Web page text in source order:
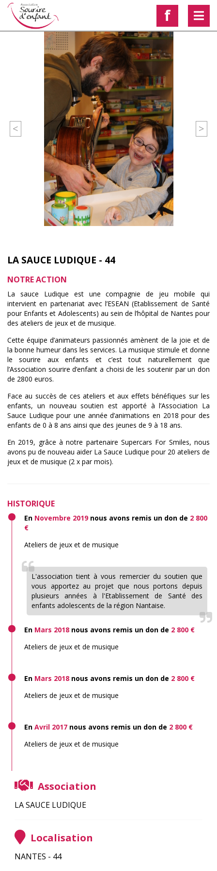
f
< >
LA SAUCE LUDIQUE - 44
NOTRE ACTION
La sauce Ludique est une compagnie de jeu mobile qui
intervient en partenariat avec l’ESEAN (Etablissement de Santé
pour Enfants et Adolescents) au sein de l’hôpital de Nantes pour
des ateliers de jeux et de musique.
Cette équipe d’animateurs passionnés amènent de la joie et de
la bonne humeur dans les services. La musique stimule et donne
le sourire aux enfants et c’est tout naturellement que
l’Association sourire d’enfant a choisi de les soutenir par un don
de 2800 euros.
Face au succès de ces ateliers et aux effets bénéfiques sur les
enfants, un nouveau soutien est apporté à l’Association La
Sauce Ludique pour une année d’animations en 2018 pour des
enfants de 0 à 8 ans ainsi que des jeunes de 9 à 18 ans.
En 2019, grâce à notre partenaire Supercars For Smiles, nous
avons pu de nouveau aider La Sauce Ludique pour 20 ateliers de
jeux et de musique (2 x par mois).
HISTORIQUE
En Novembre 2019nous avons remis un don de 2 800
€
Ateliers de jeux et de musique
L'association tient à vous remercier du soutien que
vous apportez au projet que nous portons depuis
plusieurs années à l'Etablissement de Santé des
enfants adolescents de la région Nantaise.
En Mars 2018 nous avons remis un don de 2 800 €
Ateliers de jeux et de musique
En Mars 2018 nous avons remis un don de 2 800 €
Ateliers de jeux et de musique
En Avril 2017 nous avons remis un don de 2 800 €
Ateliers de jeux et de musique
Association
LA SAUCE LUDIQUE
Localisation
NANTES - 44